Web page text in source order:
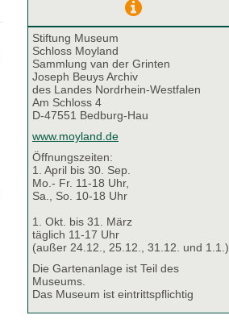
Stiftung Museum
Schloss Moyland
Sammlung van der Grinten
Joseph Beuys Archiv
des Landes Nordrhein-Westfalen
Am Schloss 4
D-47551 Bedburg-Hau
www.moyland.de
Öffnungszeiten:
1. April bis 30. Sep.
Mo.- Fr. 11-18 Uhr,
Sa., So. 10-18 Uhr
1. Okt. bis 31. März
täglich 11-17 Uhr
(außer 24.12., 25.12., 31.12. und 1.1.)
Die Gartenanlage ist Teil des
Museums.
Das Museum ist eintrittspflichtig